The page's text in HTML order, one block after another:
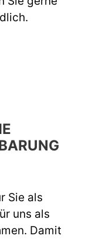
Sie als
uns als
Damit